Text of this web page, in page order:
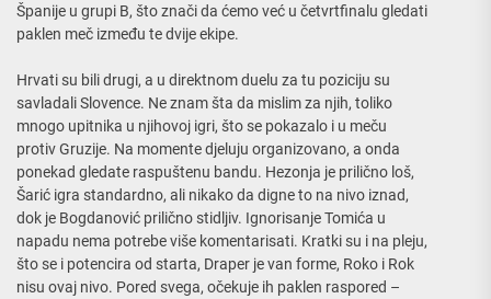
Španije u grupi B, što znači da ćemo već u četvrtfinalu gledati
paklen meč između te dvije ekipe.
Hrvati su bili drugi, a u direktnom duelu za tu poziciju su
savladali Slovence. Ne znam šta da mislim za njih, toliko
mnogo upitnika u njihovoj igri, što se pokazalo i u meču
protiv Gruzije. Na momente djeluju organizovano, a onda
ponekad gledate raspuštenu bandu. Hezonja je prilično loš,
Šarić igra standardno, ali nikako da digne to na nivo iznad,
dok je Bogdanović prilično stidljiv. Ignorisanje Tomića u
napadu nema potrebe više komentarisati. Kratki su i na pleju,
što se i potencira od starta, Draper je van forme, Roko i Rok
nisu ovaj nivo. Pored svega, očekuje ih paklen raspored –